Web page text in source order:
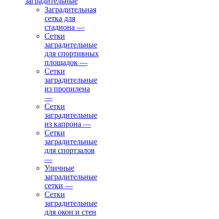
Заградительная
сетка для
стадиона —
Сетки
заградительные
для спортивных
площадок —
Сетки
заградительные
из пропилена
—
Сетки
заградительные
из капрона —
Сетки
заградительные
для спортзалов
—
Уличные
заградительные
сетки —
Сетки
заградительные
для окон и стен